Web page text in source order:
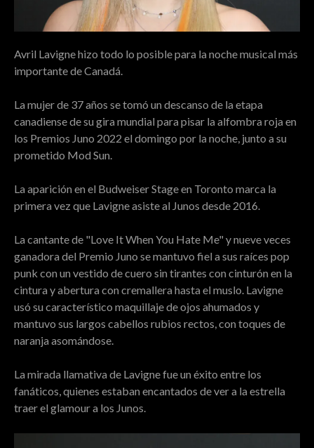
Avril Lavigne hizo todo lo posible para la noche musical más
importante de Canadá.
La mujer de 37 años se tomó un descanso de la etapa
canadiense de su gira mundial para pisar la alfombra roja en
los Premios Juno 2022 el domingo por la noche, junto a su
prometido Mod Sun.
La aparición en el Budweiser Stage en Toronto marca la
primera vez que Lavigne asiste al Junos desde 2016.
La cantante de "Love It When You Hate Me" y nueve veces
ganadora del Premio Juno se mantuvo fiel a sus raíces pop
punk con un vestido de cuero sin tirantes con cinturón en la
cintura y abertura con cremallera hasta el muslo. Lavigne
usó su característico maquillaje de ojos ahumados y
mantuvo sus largos cabellos rubios rectos, con toques de
naranja asomándose.
La mirada llamativa de Lavigne fue un éxito entre los
fanáticos, quienes estaban encantados de ver a la estrella
traer el glamour a los Junos.